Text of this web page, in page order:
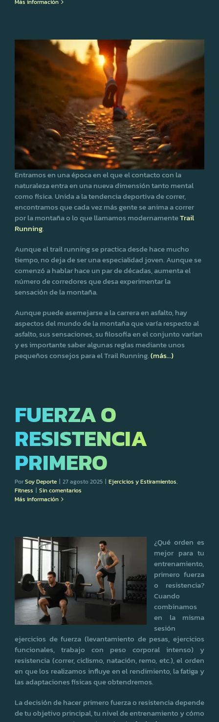
Más información
Entramos en una época en el que el contacto con la
naturaleza entra en una nueva dimensión tanto mental
como física. Unida a la tendencia deportiva de correr,
encontramos que cada vez más gente se anima a correr
por la montaña o lo que llamamos modernamenteTrail
Running.
Aunque el trail running se practica desde hace mucho
tiempo, no deja de ser una especialidad joven. Aunque se
comenzó a hablar hace un par de décadas, aumenta el
número de corredores que desa experimentar la
sensación de la montaña.
Aunque puede asemejarse a la carrera en asfalto, hay
aspectos del mundo de la montaña que varía respecto al
asfalto, sus sensaciones, su filosofía en el conjunto varían
y es importante saber algunas reglas mediante unos
pequeños consejos para el Trail Running.(más…)
FUERZA O
RESISTENCIA
PRIMERO
PorSoy Deporte | 27 agosto 2025 | Ejercicios y Estiramientos,
Fitness | Sin comentarios
Más información
¿Qué orden es
mejor para tu
entrenamiento,
primero fuerza
o resistencia?
Cuando
combinamos
en la misma
sesión
ejercicios de fuerza (levantamiento de pesas, ejercicios
funcionales, trabajo con peso corporal intenso) y
resistencia (correr, ciclismo, natación, remo, etc.), el orden
en que los realizamos influye en el rendimiento, la fatiga y
las adaptaciones físicas que obtendremos.
La decisión de hacer primero fuerza o resistencia depende
de tu objetivo principal, tu nivel de entrenamiento y cómo